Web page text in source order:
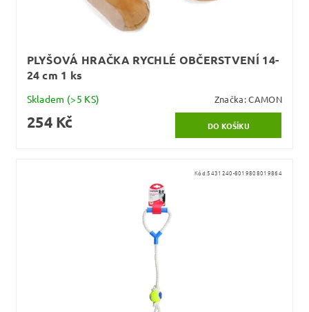
PLYŠOVÁ HRAČKA RYCHLÉ OBČERSTVENÍ 14-
24 cm 1 ks
Skladem (>5 KS) Značka:CAMON
254 Kč
Kód:5431240-8019808019864